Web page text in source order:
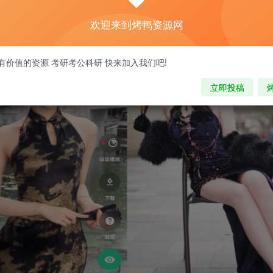
欢迎来到烤鸭资源网
价值的资源 考研考公科研 快来加入我们吧!
立即投稿